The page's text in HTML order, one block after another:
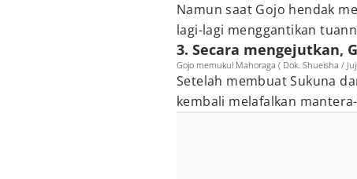
Namun saat Gojo hendak
lagi-lagi menggantikan
3. Secara mengejutkan,
Gojo memukul Mahoraga ( Dok. Shueisha /
Setelah membuat Sukuna
kembali melafalkan